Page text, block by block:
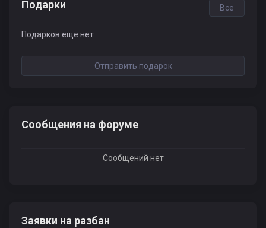
Подарки Все
Подарков ещё нет
Отправить подарок
Сообщения на форуме
Сообщений нет
Заявки на разбан